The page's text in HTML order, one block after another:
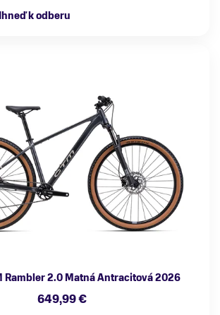
k odberu
Rambler 2.0 Matná Antracitová 2026
649,99 €